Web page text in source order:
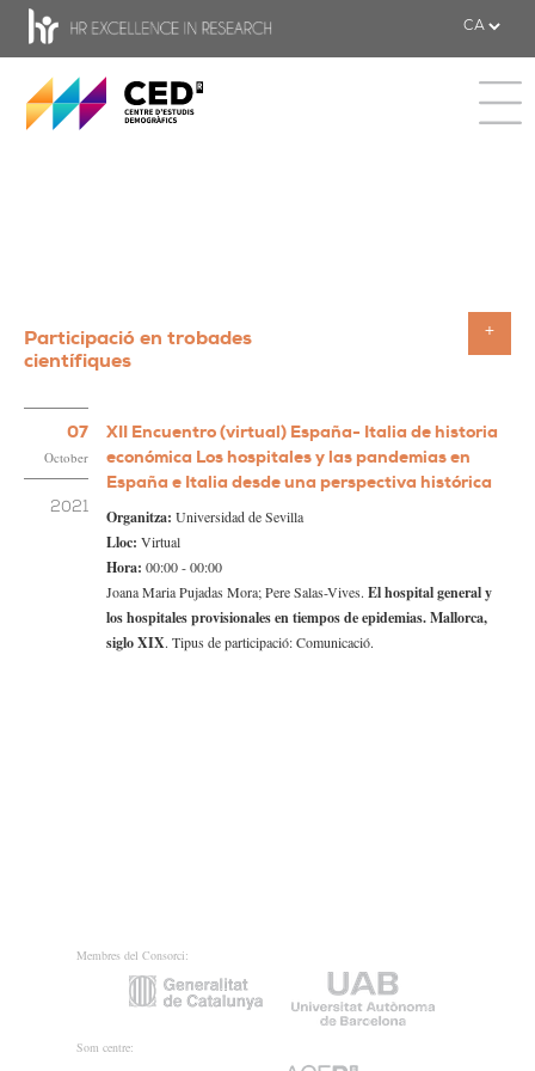
CED - Centre d'estudis Demogràfics
Participació en trobades
científiques
07
October
2021
XII Encuentro (virtual) España- Italia de historia
económica Los hospitales y las pandemias en
España e Italia desde una perspectiva histórica
Organitza: Universidad de Sevilla
Lloc: Virtual
Hora: 00:00 - 00:00
Joana Maria Pujadas Mora; Pere Salas-Vives. El hospital general y
los hospitales provisionales en tiempos de epidemias. Mallorca,
siglo XIX. Tipus de participació: Comunicació.
Membres del Consorci:
Som centre: